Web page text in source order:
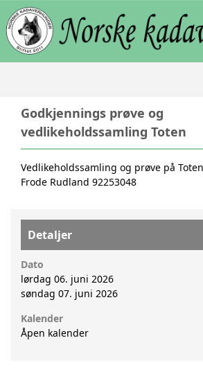
Godkjennings prøve og
vedlikeholdssamling Toten
Vedlikeholdssamling og prøve på
Frode Rudland 92253048
Detaljer
Dato
lørdag 06. juni 2026
søndag 07. juni 2026
Kalender
Åpen kalender